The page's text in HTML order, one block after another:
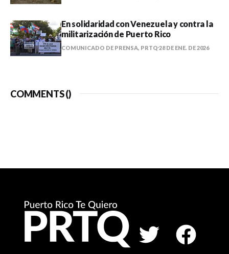
En solidaridad con Venezuela y contra la
militarización de Puerto Rico
COMUNICADO DE PRENSA, PRTQ 28 DE ENE. DE 2026
COMMENTS ()